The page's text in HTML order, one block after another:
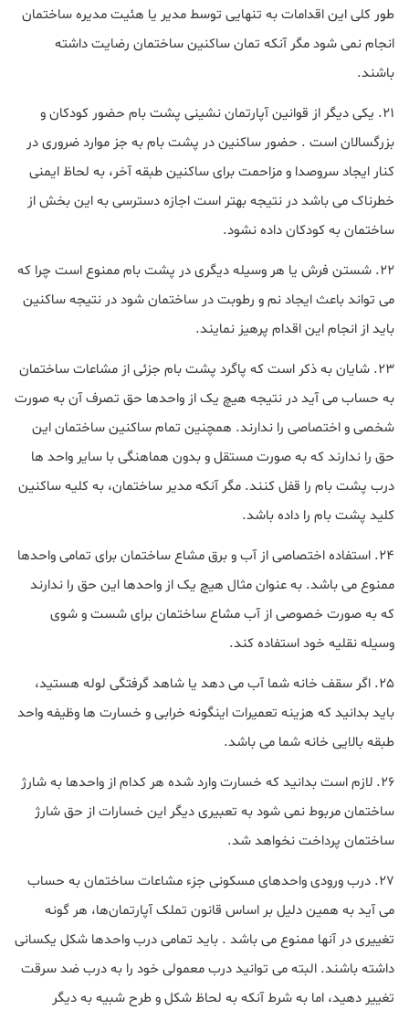
طور کلی این اقدامات به تنهایی توسط مدیر یا هئیت مدیره ساختمان
انجام نمی شود مگر آنکه تمان ساکنین ساختمان رضایت داشته
باشند.
21. یکی دیگر از قوانین آپارتمان نشینی پشت بام حضور کودکان و
بزرگسالان است . حضور ساکنین در پشت بام به جز موارد ضروری در
کنار ایجاد سروصدا و مزاحمت برای ساکنین طبقه آخر، به لحاظ ایمنی
خطرناک می باشد در نتیجه بهتر است اجازه دسترسی به این بخش از
ساختمان به کودکان داده نشود.
22. شستن فرش یا هر وسیله دیگری در پشت بام ممنوع است چرا که
می تواند باعث ایجاد نم و رطوبت در ساختمان شود در نتیجه ساکنین
باید از انجام این اقدام پرهیز نمایند.
23. شایان به ذکر است که پاگرد پشت بام جزئی از مشاعات ساختمان
به حساب می آید در نتیجه هیچ یک از واحدها حق تصرف آن به صورت
شخصی و اختصاصی را ندارند. همچنین تمام ساکنین ساختمان این
حق را ندارند که به صورت مستقل و بدون هماهنگی با سایر واحد ها
درب پشت بام را قفل کنند. مگر آنکه مدیر ساختمان، به کلیه ساکنین
کلید پشت بام را داده باشد.
24. استفاده اختصاصی از آب و برق مشاع ساختمان برای تمامی واحدها
ممنوع می باشد. به عنوان مثال هیچ یک از واحدها این حق را ندارند
که به صورت خصوصی از آب مشاع ساختمان برای شست و شوی
وسیله نقلیه خود استفاده کند.
25. اگر سقف خانه شما آب می دهد یا شاهد گرفتگی لوله هستید،
باید بدانید که هزینه تعمیرات اینگونه خرابی و خسارت ها وظیفه واحد
طبقه بالایی خانه شما می باشد.
26. لازم است بدانید که خسارت وارد شده هر کدام از واحدها به شارژ
ساختمان مربوط نمی شود به تعبیری دیگر این خسارات از حق شارژ
ساختمان پرداخت نخواهد شد.
27. درب ورودی واحدهای مسکونی جزء مشاعات ساختمان به حساب
می آید به همین دلیل بر اساس قانون تملک آپارتمان‌ها، هر گونه
تغییری در آنها ممنوع می باشد . باید تمامی درب ‌واحدها شکل یکسانی
داشته باشند. البته می توانید درب معمولی خود را به درب ضد سرقت
تغییر دهید، اما به شرط آنکه به لحاظ شکل و طرح شبیه به دیگر